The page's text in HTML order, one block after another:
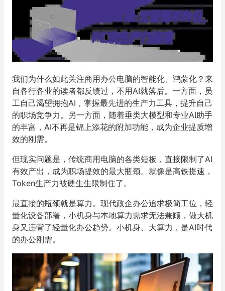
我们为什么如此关注商用办公电脑的智能化、鸿蒙化？来
自各行各业的读者都反馈过，不用AI就落后。一方面，员
工自己渴望拥抱AI，掌握最先进的生产力工具，提升自己
的职场竞争力。另一方面，随着垂类大模型和专业AI助手
的丰富，AI不再是锦上添花的附加功能，成为企业提质增
效的刚需。
但现实问题是，传统商用电脑的各类短板，直接限制了AI
有效产出，成为职场提效的最大瓶颈。就像是高铁提速，
Token生产力被硬生生限制住了。
最直接的瓶颈就是算力。现代政企办公追求极简工位，轻
量化设备部署，小机身与本地算力需求无法兼顾，做大机
身又违背了轻量化办公趋势。小机身、大算力，是AI时代
的办公刚需。